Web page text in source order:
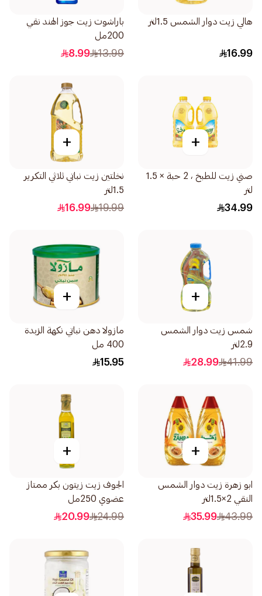
هالي زيت دوار الشمس 1.5لتر
16.99
باراشوت زيت جوز الهند نقي
200مل
13.99
8.99
+
صني زيت للطبخ ، 2 حبة × 1.5
لتر
34.99
+
نخلتين زيت نباتي ثلاثي التكرير
1.5لتر
19.99
16.99
+
شمس زيت دوار الشمس
2.9لتر
41.99
28.99
+
مازولا دهن نباتي نكهة الزبدة
400 مل
15.95
+
ابو زهرة زيت دوار الشمس
النقي 2×1.5لتر
43.99
35.99
+
الجوف زيت زيتون بكر ممتاز
عضوي 250مل
24.99
20.99